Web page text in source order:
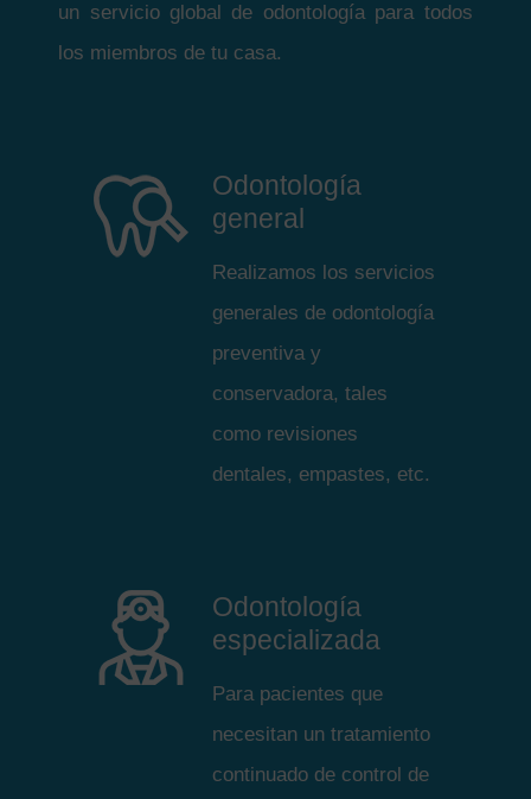
un servicio global de odontología para todos
los miembros de tu casa.
Odontología
general
Realizamos los servicios
generales de odontología
preventiva y
conservadora, tales
como revisiones
dentales, empastes, etc.
Odontología
especializada
Para pacientes que
necesitan un tratamiento
continuado de control de